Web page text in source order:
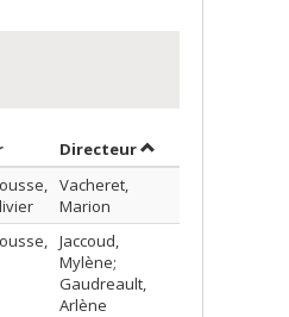
Trier par auteur en ordre
Directeurpar contributeur
Vacheret,
Marion
Jaccoud,
Mylène;
Gaudreault,
Arlène